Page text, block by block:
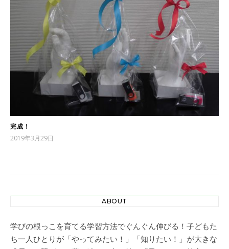
完成！
2019年3月29日
ABOUT
学びの根っこを育てる学習方法でぐんぐん伸びる！子どもた
ち一人ひとりが「やってみたい！」「知りたい！」が大きな